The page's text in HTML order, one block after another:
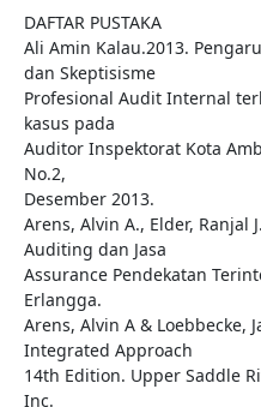
DAFTAR PUSTAKA
Ali Amin Kalau.2013.
dan Skeptisisme
Profesional Audit Internal
kasus pada
Auditor Inspektorat Kota
No.2,
Desember 2013.
Arens, Alvin A., Elder, Ranjal
Auditing dan Jasa
Assurance Pendekatan
Erlangga.
Arens, Alvin A & Loebbecke,
Integrated Approach
14th Edition. Upper Saddle
Inc.